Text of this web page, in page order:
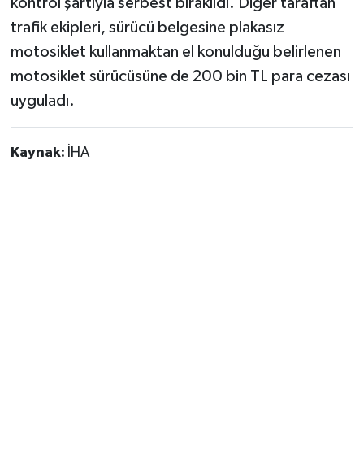
trafik ekipleri, sürücü belgesine plakasız
motosiklet kullanmaktan el konulduğu belirlenen
motosiklet sürücüsüne de 200 bin TL para cezası
uyguladı.
Kaynak: İHA